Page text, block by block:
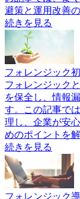
続きを見る
フォレンジック
比較
フォレンジック
し、原因調査や
EDRやSIEM、
リティ対策を選
ます。
続きを見る
フォレンジック